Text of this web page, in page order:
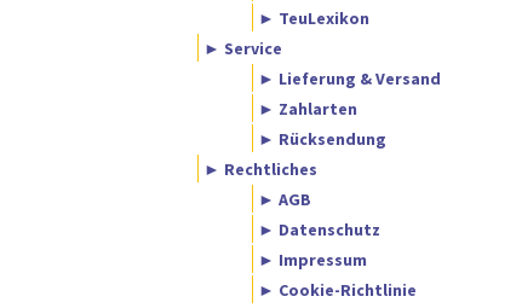
► TeuLexikon
► Service
► Lieferung & Versand
► Zahlarten
► Rücksendung
► Rechtliches
► AGB
► Datenschutz
► Impressum
► Cookie-Richtlinie